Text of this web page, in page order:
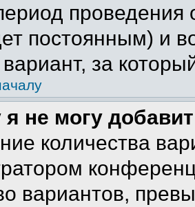
проведения
постоянным) и
за
не могу
количества
вариантов,